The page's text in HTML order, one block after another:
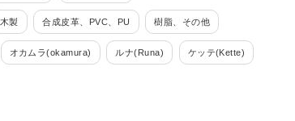
木製 合成皮革、PVC、PU 樹脂、その他
オカムラ(okamura) ルナ(Runa) ケッテ(Kette)